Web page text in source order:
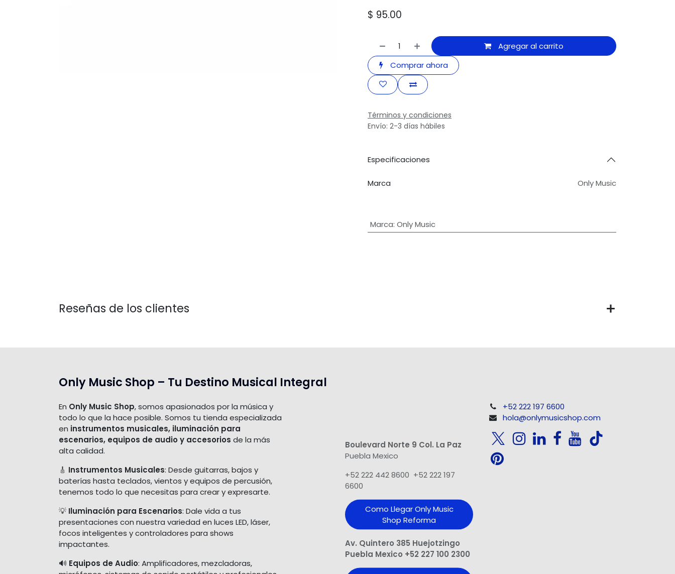
$ 95.00
Agregar al carrito
Comprar ahora
Términos y condiciones
Envío: 2-3 días hábiles
Especificaciones
Marca Only Music
Marca: Only Music
Reseñas de los clientes
Only Music Shop – Tu Destino Musical Integral
En Only Music Shop, somos apasionados por la música y
todo lo que la hace posible. Somos tu tienda especializada
en instrumentos musicales, iluminación para
escenarios, equipos de audio y accesorios de la más
alta calidad.
🎸 Instrumentos Musicales: Desde guitarras, bajos y
baterías hasta teclados, vientos y equipos de percusión,
tenemos todo lo que necesitas para crear y expresarte.
💡 Iluminación para Escenarios: Dale vida a tus
presentaciones con nuestra variedad en luces LED, láser,
focos inteligentes y controladores para shows
impactantes.
🔊 Equipos de Audio: Amplificadores, mezcladoras,
Boulevard Norte 9 Col. La Paz
Puebla Mexico
+52 222 442 8600 +52 222 197
6600
Como Llegar Only Music
Shop​ Reforma
Av. Quintero 385 Huejotzingo
Puebla Mexico +52 227 100 2300
+52 222 197 6600
hola@onlymusicshop.com